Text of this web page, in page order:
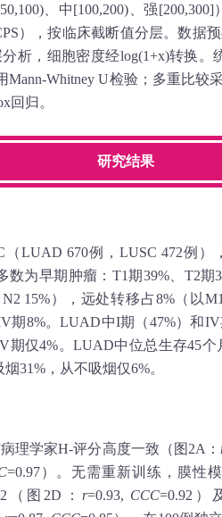
、中[100,200)、强
），按临床截断值分层。数据
析，细胞密度经log(1+x)转换。
U检验；多重比较
回归。
研究结果
（LUAD 670例，LUSC 472例
数为早期肿瘤：T1期39%、T2期
15%），远处转移占8%（以
期8%。LUAD中I期（47%）和
期仅4%。LUAD中位总生存45
31%，从不吸烟仅6%。
理学家H‑评分高度一致（图2A：
=0.97）。无需重新训练，膜性
（图2D： r=0.93, CCC=0.92）